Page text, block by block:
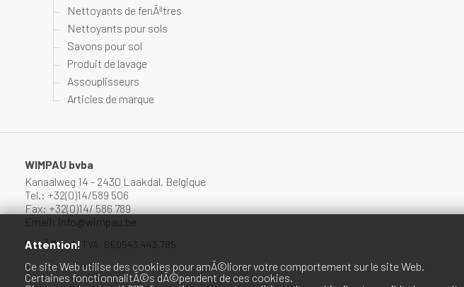
Nettoyants de fenÃªtres
Nettoyants pour sols
Savons pour sol
Produit de lavage
Assouplisseurs
Articles de marque
WIMPAU bvba
Kanaalweg 14 - 2430 Laakdal, Belgique
Tel.: +32(0)14/589 506
Fax: +32(0)14/ 586 789
Email: info@wimpau.be
NumÃ©ro de TVA: BE0543.443.785
Attention!
Ce site Web utilise des cookies pour amÃ©liorer votre comportement sur le site Web.
Certaines fonctionnalitÃ©s dÃ©pendent de ces cookies.